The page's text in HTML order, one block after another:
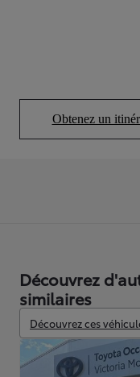
Obtenez un
Découvrez
similaires
Découvrez ces